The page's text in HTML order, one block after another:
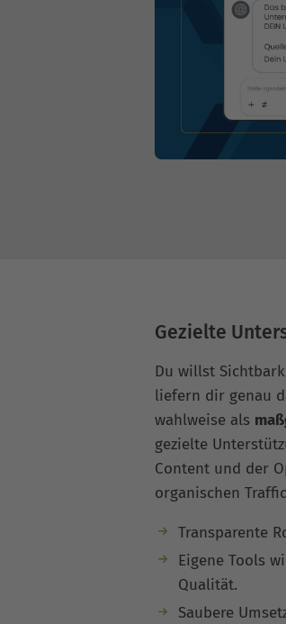
Gezielte
Du willst
liefern dir genau
wahlweise als
gezielte
Content und der
organischen
Transparente
Eigene Tools
Qualität.
Saubere